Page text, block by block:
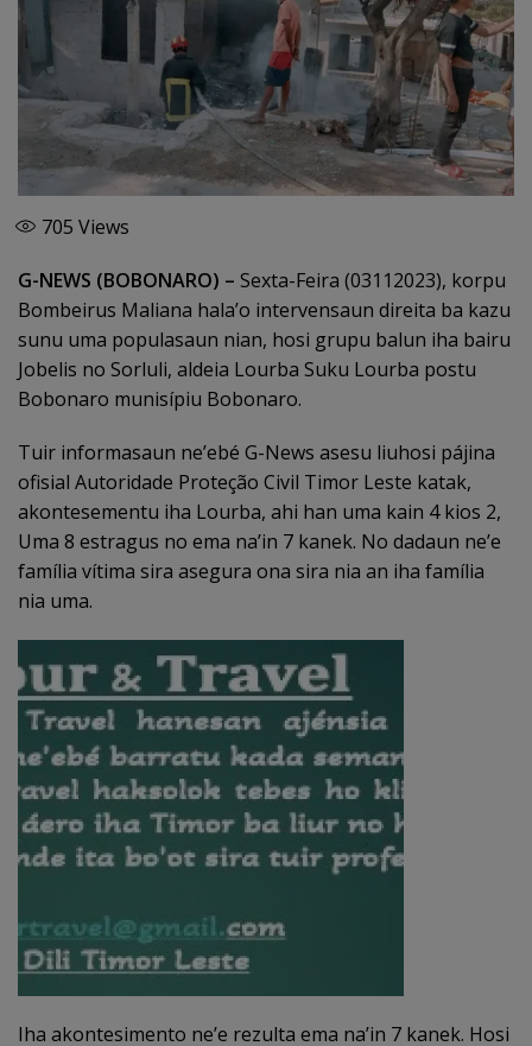
705 Views
G-NEWS (BOBONARO) – Sexta-Feira (03112023), korpu
Bombeirus Maliana hala’o intervensaun direita ba kazu
sunu uma populasaun nian, hosi grupu balun iha bairu
Jobelis no Sorluli, aldeia Lourba Suku Lourba postu
Bobonaro munisípiu Bobonaro.
Tuir informasaun ne’ebé G-News asesu liuhosi pájina
ofisial Autoridade Proteção Civil Timor Leste katak,
akontesementu iha Lourba, ahi han uma kain 4 kios 2,
Uma 8 estragus no ema na’in 7 kanek. No dadaun ne’e
família vítima sira asegura ona sira nia an iha família
nia uma.
Iha akontesimento ne’e rezulta ema na’in 7 kanek. Hosi